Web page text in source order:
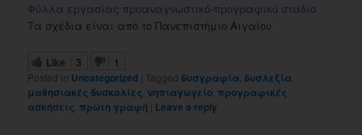
Φύλλα εργασίας προαναγνωστικό-προγραφικό στάδιο
Τα σχέδια είναι από το Πανεπιστήμιο Αιγαίου
Like 3
1
Posted in Uncategorized | Tagged δυσγραφία ,δυσλεξία
μαθησιακές δυσκολίες νηπιαγωγείο προγραφικές
ασκήσεις πρώτη γραφή | Leave a reply